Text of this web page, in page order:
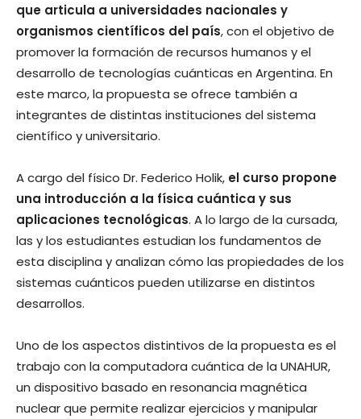
que articula a universidades nacionales y
organismos científicos del país, con el objetivo de
promover la formación de recursos humanos y el
desarrollo de tecnologías cuánticas en Argentina. En
este marco, la propuesta se ofrece también a
integrantes de distintas instituciones del sistema
científico y universitario.
A cargo del físico Dr. Federico Holik, el curso propone
una introducción a la física cuántica y sus
aplicaciones tecnológicas. A lo largo de la cursada,
las y los estudiantes estudian los fundamentos de
esta disciplina y analizan cómo las propiedades de los
sistemas cuánticos pueden utilizarse en distintos
desarrollos.
Uno de los aspectos distintivos de la propuesta es el
trabajo con la computadora cuántica de la UNAHUR,
un dispositivo basado en resonancia magnética
nuclear que permite realizar ejercicios y manipular